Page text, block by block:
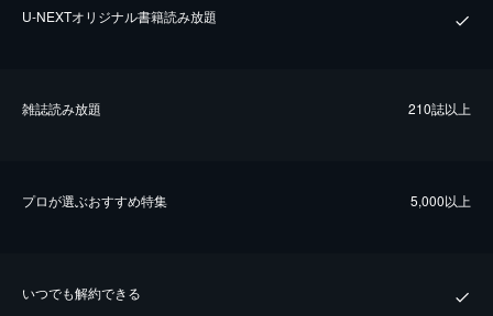
U-NEXTオリジナル書籍読み放題
雑誌読み放題 210誌以上
プロが選ぶおすすめ特集 5,000以上
いつでも解約できる